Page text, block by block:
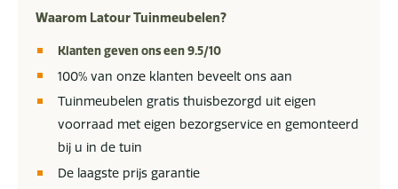
Waarom Latour Tuinmeubelen?
Klanten geven ons een 9.5/10
100% van onze klanten beveelt ons aan
Tuinmeubelen gratis thuisbezorgd uit eigen
voorraad met eigen bezorgservice en gemonteerd
bij u in de tuin
De laagste prijs garantie